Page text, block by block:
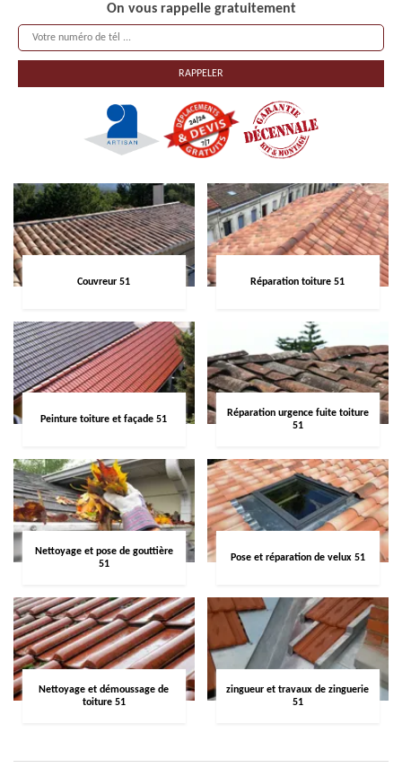
On vous rappelle gratuitement
Couvreur 51 Réparation toiture 51
Peinture toiture et façade 51
Réparation urgence fuite toiture
51
Nettoyage et pose de gouttière
51
Pose et réparation de velux 51
Nettoyage et démoussage de
toiture 51
zingueur et travaux de zinguerie
51